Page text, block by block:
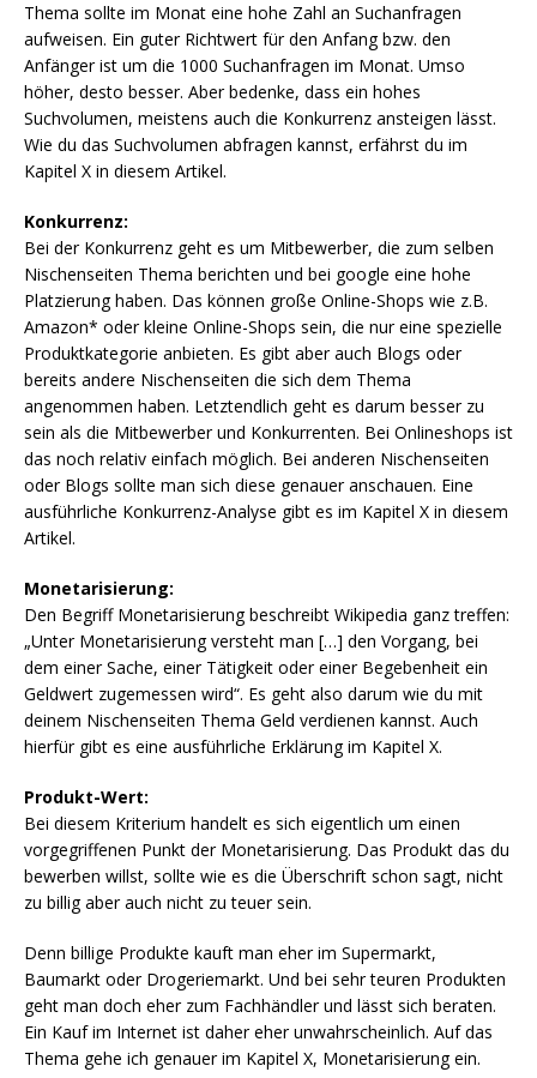
Thema sollte im Monat eine hohe Zahl an Suchanfragen
aufweisen. Ein guter Richtwert für den Anfang bzw. den
Anfänger ist um die 1000 Suchanfragen im Monat. Umso
höher, desto besser. Aber bedenke, dass ein hohes
Suchvolumen, meistens auch die Konkurrenz ansteigen lässt.
Wie du das Suchvolumen abfragen kannst, erfährst du im
Kapitel X in diesem Artikel.
Konkurrenz:
Bei der Konkurrenz geht es um Mitbewerber, die zum selben
Nischenseiten Thema berichten und bei google eine hohe
Platzierung haben. Das können große Online-Shops wie z.B.
Amazon* oder kleine Online-Shops sein, die nur eine spezielle
Produktkategorie anbieten. Es gibt aber auch Blogs oder
bereits andere Nischenseiten die sich dem Thema
angenommen haben. Letztendlich geht es darum besser zu
sein als die Mitbewerber und Konkurrenten. Bei Onlineshops ist
das noch relativ einfach möglich. Bei anderen Nischenseiten
oder Blogs sollte man sich diese genauer anschauen. Eine
ausführliche Konkurrenz-Analyse gibt es im Kapitel X in diesem
Artikel.
Monetarisierung:
Den Begriff Monetarisierung beschreibt Wikipedia ganz treffen:
„Unter Monetarisierung versteht man […] den Vorgang, bei
dem einer Sache, einer Tätigkeit oder einer Begebenheit ein
Geldwert zugemessen wird“. Es geht also darum wie du mit
deinem Nischenseiten Thema Geld verdienen kannst. Auch
hierfür gibt es eine ausführliche Erklärung im Kapitel X.
Produkt-Wert:
Bei diesem Kriterium handelt es sich eigentlich um einen
vorgegriffenen Punkt der Monetarisierung. Das Produkt das du
bewerben willst, sollte wie es die Überschrift schon sagt, nicht
zu billig aber auch nicht zu teuer sein.
Denn billige Produkte kauft man eher im Supermarkt,
Baumarkt oder Drogeriemarkt. Und bei sehr teuren Produkten
geht man doch eher zum Fachhändler und lässt sich beraten.
Ein Kauf im Internet ist daher eher unwahrscheinlich. Auf das
Thema gehe ich genauer im Kapitel X, Monetarisierung ein.